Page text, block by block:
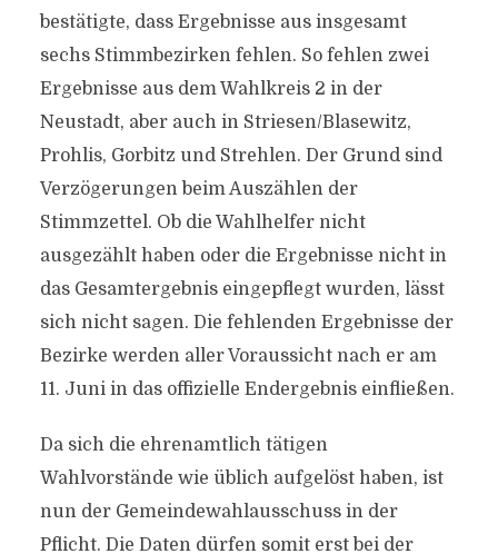
bestätigte, dass Ergebnisse aus insgesamt
sechs Stimmbezirken fehlen. So fehlen zwei
Ergebnisse aus dem Wahlkreis 2 in der
Neustadt, aber auch in Striesen/Blasewitz,
Prohlis, Gorbitz und Strehlen. Der Grund sind
Verzögerungen beim Auszählen der
Stimmzettel. Ob die Wahlhelfer nicht
ausgezählt haben oder die Ergebnisse nicht in
das Gesamtergebnis eingepflegt wurden, lässt
sich nicht sagen. Die fehlenden Ergebnisse der
Bezirke werden aller Voraussicht nach er am
11. Juni in das offizielle Endergebnis einfließen.
Da sich die ehrenamtlich tätigen
Wahlvorstände wie üblich aufgelöst haben, ist
nun der Gemeindewahlausschuss in der
Pflicht. Die Daten dürfen somit erst bei der